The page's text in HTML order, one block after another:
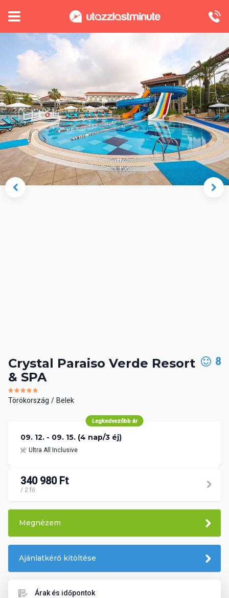
Crystal Paraiso Verde Resort
& SPA
Törökország Belek
8
Legkedvezőbb ár
09. 12. - 09. 15. (4 nap/3 éj)
Ultra All Inclusive
340 980 Ft
/ 2 fő
Megnézem
Ajánlatkérő kitöltése
Árak és időpontok